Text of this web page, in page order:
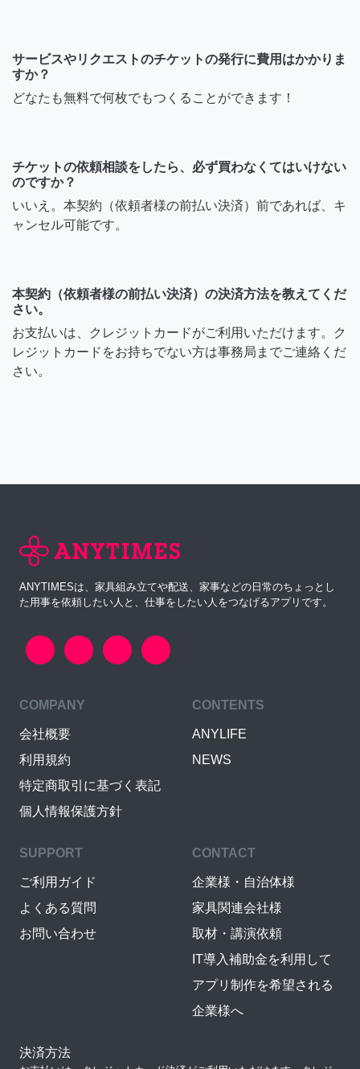
サービスやリクエストのチケットの発行に費用はかかりま
すか？
どなたも無料で何枚でもつくることができます！
チケットの依頼相談をしたら、必ず買わなくてはいけない
のですか？
いいえ。本契約（依頼者様の前払い決済）前であれば、キ
ャンセル可能です。
本契約（依頼者様の前払い決済）の決済方法を教えてくだ
さい。
お支払いは、クレジットカードがご利用いただけます。ク
レジットカードをお持ちでない方は事務局までご連絡くだ
さい。
ANYTIMESは、家具組み立てや配送、家事などの日常のちょっとし
た用事を依頼したい人と、仕事をしたい人をつなげるアプリです。
COMPANY
会社概要
利用規約
特定商取引に基づく表記
個人情報保護方針
CONTENTS
ANYLIFE
NEWS
SUPPORT
ご利用ガイド
よくある質問
お問い合わせ
CONTACT
企業様・自治体様
家具関連会社様
取材・講演依頼
IT導入補助金を利用して
アプリ制作を希望される
企業様へ
決済方法